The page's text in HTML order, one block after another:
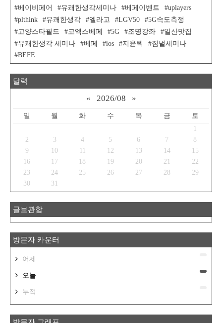
베이비페어
유쾌한생각세미나 베페이벤트
uplayers
plthink
유쾌한생각 엘라고 LGV50
5G속도측정
고양스타필드
코엑스베페 5G 조명강좌
일산맛집
유쾌한생각 세미나
베페 ios 지윤텍
짐벌세미나
BEFE
달력
« 2026/08 »
일 월 화 수 목 금
토
1
2
3 4 5 6 7
8
9
10 11 12 13 14
15
16
17 18 19 20 21
22
23
24 25 26 27 28
29
30
31
글보관함
방문자 카운터
어제
오늘
누적